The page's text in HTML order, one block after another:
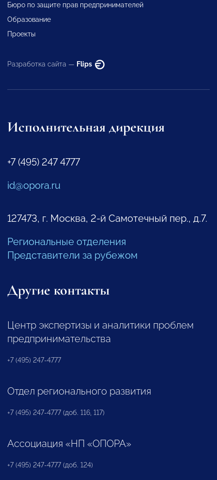
Бюро по защите прав предпринимателей
Образование
Проекты
Разработка сайта — Flips
Исполнительная дирекция
+7 (495) 247 4777
id@opora.ru
127473, г. Москва, 2-й Самотечный пер., д.7.
Региональные отделения
Представители за рубежом
Другие контакты
Центр экспертизы и аналитики проблем
предпринимательства
+7 (495) 247-4777
Отдел регионального развития
+7 (495) 247-4777 (доб. 116, 117)
Ассоциация «НП «ОПОРА»
+7 (495) 247-4777 (доб. 124)